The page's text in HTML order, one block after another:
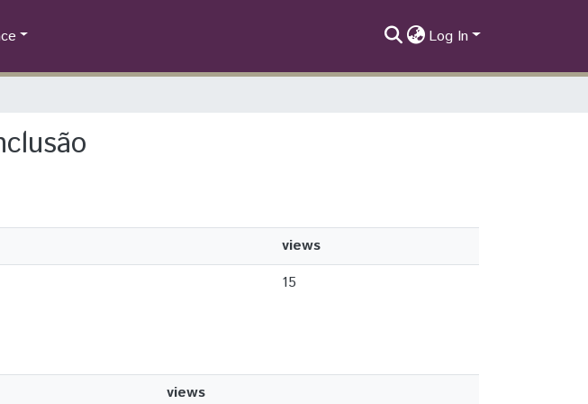
Log In
views
15
views